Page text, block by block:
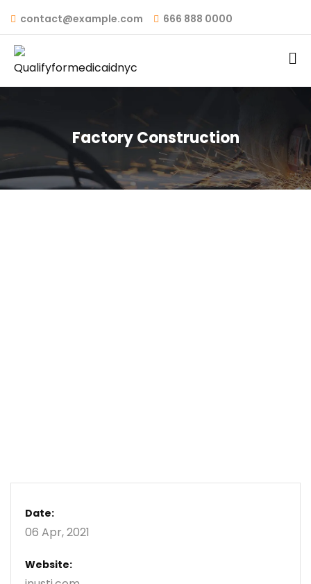
contact@example.com 666 888 0000
Factory Construction
Date:
06 Apr, 2021
Website: